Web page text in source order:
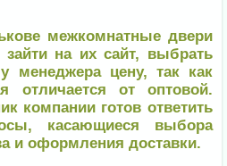
межкомнатные двери
на их сайт, выбрать
менеджера цену, так как
отличается от оптовой.
компании готов ответить
касающиеся выбора
и оформления доставки.